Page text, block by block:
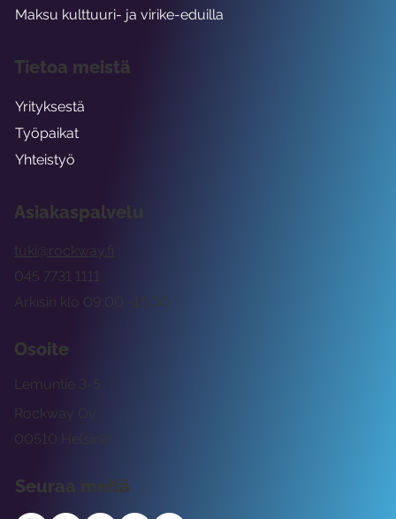
Asiakaspalvelu
tuki@rockway.fi
Arkisin klo 09:00 -15:00
045 7731 1111
Osoite
Rockway Oy
Lemuntie 3-5
00510 Helsinki
Seuraa meitä
Maksu kulttuuri- ja virike-eduilla
Tietoa meistä
Yrityksestä
Työpaikat
Yhteistyö